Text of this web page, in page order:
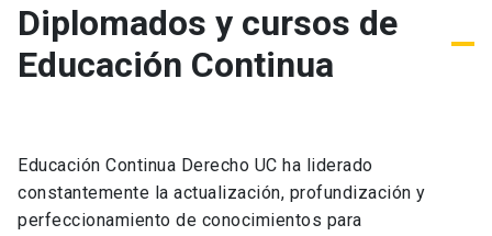
Diplomados y cursos de
Educación Continua
Educación Continua Derecho UC ha liderado
constantemente la actualización, profundización y
perfeccionamiento de conocimientos para